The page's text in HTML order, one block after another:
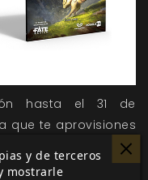
hasta el 31 de
que te aprovisiones
Halloween o tengas
tus seres queridos…
y de terceros
mostrarle